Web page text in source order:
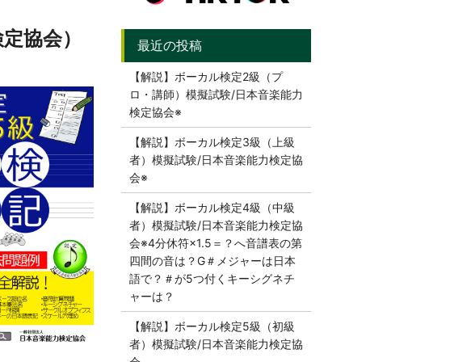
協会）
【解説】ボーカル検定2級（プ
ロ・講師）模擬試験/日本音楽能力
検定協会※
【解説】ボーカル検定3級（上級
者）模擬試験/日本音楽能力検定協
会※
【解説】ボーカル検定4級（中級
者）模擬試験/日本音楽能力検定協
会※4分休符×1.5＝？へ音譜表の第
四間の音は？G＃メジャーは日本
語で？＃が5つ付くキーシグネチ
ャーは？
【解説】ボーカル検定5級（初級
者）模擬試験/日本音楽能力検定協